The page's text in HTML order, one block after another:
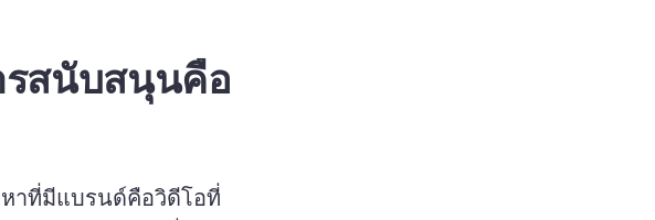
รสนับสนุนคือ
หาที่มีแบรนด์คือวิดีโอที่